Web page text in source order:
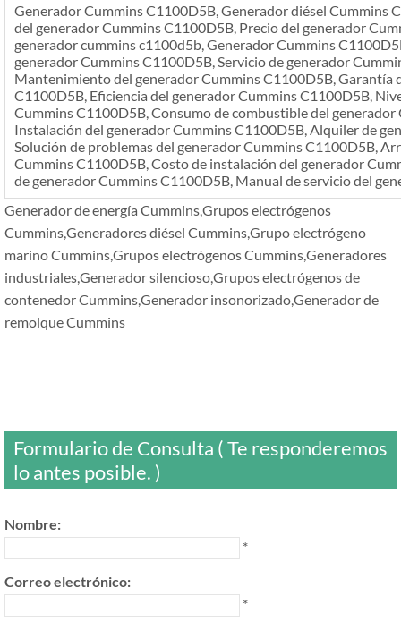
Generador Cummins C1100D5B, Generador diésel Cummins
del generador Cummins C1100D5B, Precio del generador
generador cummins c1100d5b, Generador Cummins
generador Cummins C1100D5B, Servicio de generador
Mantenimiento del generador Cummins C1100D5B, Garantía
C1100D5B, Eficiencia del generador Cummins C1100D5B,
Cummins C1100D5B, Consumo de combustible del
Instalación del generador Cummins C1100D5B, Alquiler de
Solución de problemas del generador Cummins C1100D5B,
Cummins C1100D5B, Costo de instalación del generador
de generador Cummins C1100D5B, Manual de servicio del
Generador de energía Cummins,Grupos electrógenos
Cummins,Generadores diésel Cummins,Grupo electrógeno
marino Cummins,Grupos electrógenos Cummins,Generadores
industriales,Generador silencioso,Grupos electrógenos de
contenedor Cummins,Generador insonorizado,Generador de
remolque Cummins
Formulario de Consulta ( Te responderemos
lo antes posible. )
Nombre:
*
Correo electrónico:
*